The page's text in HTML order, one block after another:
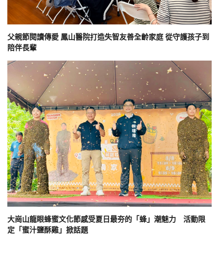
父親節閱讀傳愛 鳳山醫院打造失智友善全齡家庭 從守護孩子到
陪伴長輩
大崗山龍眼蜂蜜文化節感受夏日最夯的「蜂」潮魅力 活動限
定「蜜汁鹽酥雞」掀話題